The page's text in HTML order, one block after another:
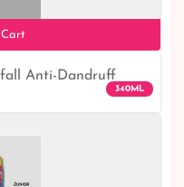
Anti-Dandruff
340ML